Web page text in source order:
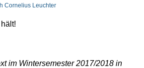
Cornelius Leuchter
im Wintersemester 2017/2018 in